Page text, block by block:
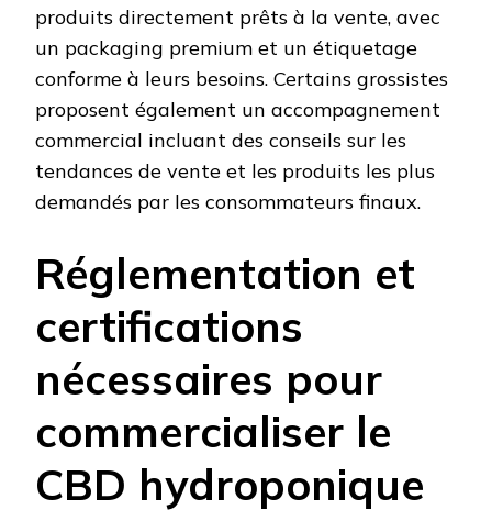
produits directement prêts à la vente, avec
un packaging premium et un étiquetage
conforme à leurs besoins. Certains grossistes
proposent également un accompagnement
commercial incluant des conseils sur les
tendances de vente et les produits les plus
demandés par les consommateurs finaux.
Réglementation et
certifications
nécessaires pour
commercialiser le
CBD hydroponique